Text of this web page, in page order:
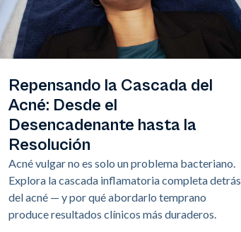
Salud de la piel
Repensando la Cascada del
Acné: Desde el
Desencadenante hasta la
Resolución
Acné vulgar no es solo un problema bacteriano.
Explora la cascada inflamatoria completa detrás
del acné — y por qué abordarlo temprano
produce resultados clínicos más duraderos.